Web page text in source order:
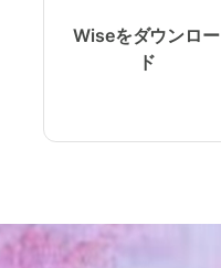
Wiseをダウンロー
ド